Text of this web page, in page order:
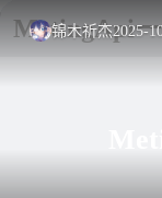
锦木祈杰2025-